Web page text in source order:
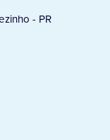
- PR